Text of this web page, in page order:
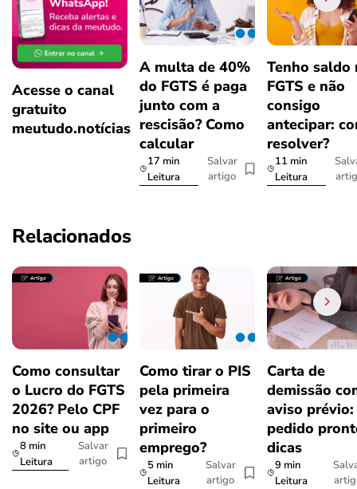
Acesse o canal
gratuito
meutudo.notícias
A multa de 40%
do FGTS é paga
junto com a
rescisão? Como
calcular
17 min
Leitura
Salvar
artigo
Tenho saldo
FGTS e não
consigo
antecipar:
resolver?
11 min
Leitura
Relacionados
Como consultar
o Lucro do FGTS
2026? Pelo CPF
no site ou app
8 min
Leitura
Salvar
artigo
Como tirar o PIS
pela primeira
vez para o
primeiro
emprego?
5 min
Leitura
Salvar
artigo
Carta de
demissão
aviso prévio:
pedido
dicas
9 min
Leitura